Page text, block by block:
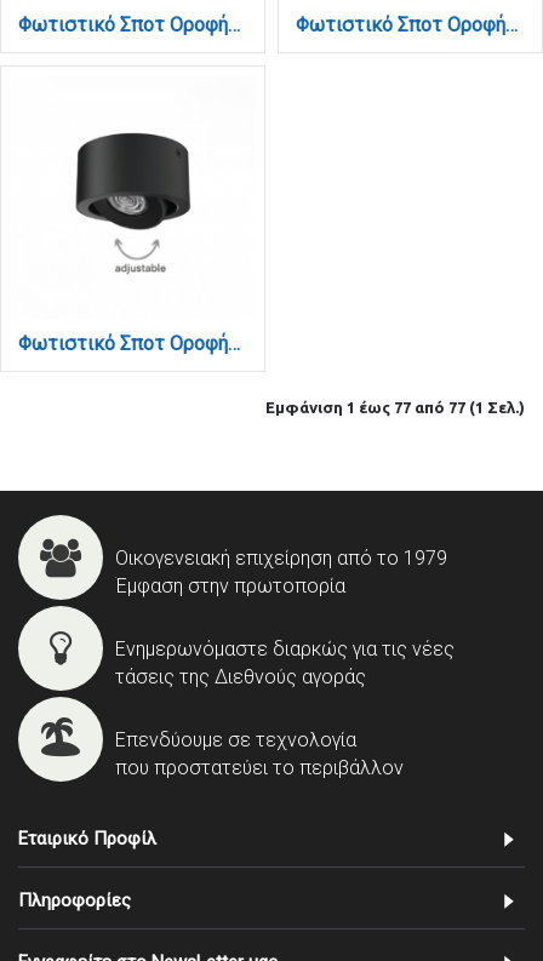
Φωτιστικό Σποτ Οροφής LED 7W, 3CCT, Μαύρο, 45° D:12x7,5cm (9094-Black) Φωτιστικό Σποτ Οροφής LED 9W, 3CCT, Μαύρο, 100°, D:10x7,5cm (9089-Black)
Φωτιστικό Σποτ Οροφής LED 9W, 3CCT, Μαύρο, 36° D:10x5cm (9090-Black)
Εμφάνιση 1 έως 77 από 77 (1 Σελ.)
Οικογενειακή επιχείρηση από το 1979
Έμφαση στην πρωτοπορία
Ενημερωνόμαστε διαρκώς για τις νέες
τάσεις της Διεθνούς αγοράς
Επενδύουμε σε τεχνολογία
που προστατεύει το περιβάλλον
Εταιρικό Προφίλ
Πληροφορίες